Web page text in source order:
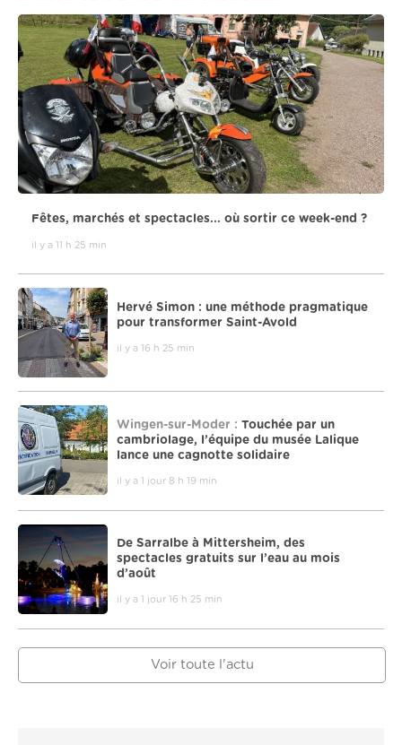
Fêtes, marchés et spectacles... où sortir ce week-end ?
il y a 11 h 25 min
Hervé Simon : une méthode pragmatique
pour transformer Saint-Avold
il y a 16 h 25 min
Wingen-sur-Moder : Touchée par un
cambriolage, l’équipe du musée Lalique
lance une cagnotte solidaire
il y a 1 jour 8 h 19 min
De Sarralbe à Mittersheim, des
spectacles gratuits sur l’eau au mois
d’août
il y a 1 jour 16 h 25 min
Voir toute l'actu